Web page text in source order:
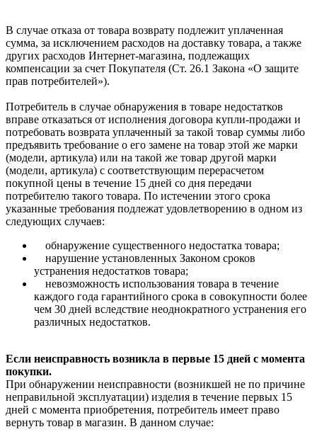
В случае отказа от товара возврату подлежит уплаченная
сумма, за исключением расходов на доставку товара, а также
других расходов Интернет-магазина, подлежащих
компенсации за счет Покупателя (Ст. 26.1 Закона «О защите
прав потребителей»).
Потребитель в случае обнаружения в товаре недостатков
вправе отказаться от исполнения договора купли-продажи и
потребовать возврата уплаченный за такой товар суммы либо
предъявить требование о его замене на товар этой же марки
(модели, артикула) или на такой же товар другой марки
(модели, артикула) с соответствующим перерасчетом
покупной цены в течение 15 дней со дня передачи
потребителю такого товара. По истечении этого срока
указанные требования подлежат удовлетворению в одном из
следующих случаев:
обнаружение существенного недостатка товара;
нарушение установленных Законом сроков
устранения недостатков товара;
невозможность использования товара в течение
каждого года гарантийного срока в совокупности более
чем 30 дней вследствие неоднократного устранения его
различных недостатков.
Если неисправность возникла в первые 15 дней с момента
покупки.
При обнаружении неисправности (возникшей не по причине
неправильной эксплуатации) изделия в течение первых 15
дней с момента приобретения, потребитель имеет право
вернуть товар в магазин. В данном случае: